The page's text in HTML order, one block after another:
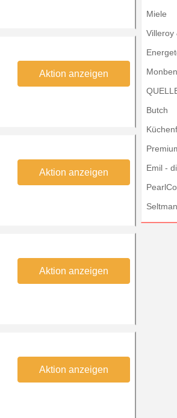
Aktion anzeigen
Aktion anzeigen
Aktion anzeigen
Aktion anzeigen
Miele
Villeroy
Butch
Emil -
PearlCo